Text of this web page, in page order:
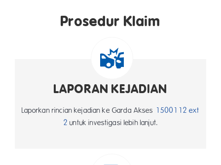
Prosedur Klaim
LAPORAN KEJADIAN
Laporkan rincian kejadian ke Garda Akses 1500112 ext
2 untuk investigasi lebih lanjut.